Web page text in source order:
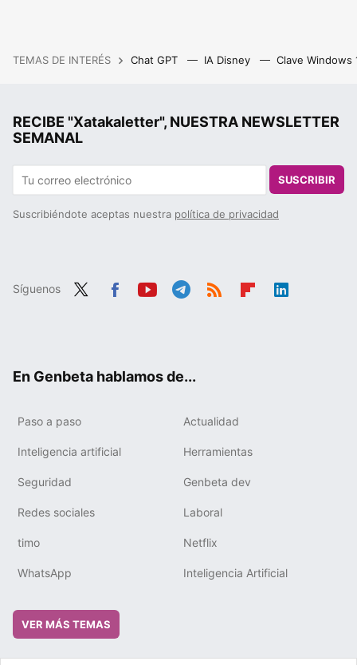
TEMAS DE INTERÉS Chat GPT IA Disney Clave Windows
RECIBE "Xatakaletter", NUESTRA NEWSLETTER
SEMANAL
SUSCRIBIR
Suscribiéndote aceptas nuestra política de privacidad
Síguenos
En Genbeta hablamos de...
Paso a paso Actualidad
Inteligencia artificial Herramientas
Seguridad Genbeta dev
Redes sociales Laboral
timo Netflix
WhatsApp Inteligencia Artificial
VER MÁS TEMAS